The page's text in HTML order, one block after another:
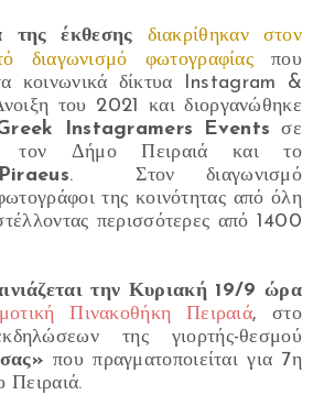
της έκθεσης διακρίθηκαν στον
διαγωνισμό φωτογραφίας που
κοινωνικά δίκτυα Instagram &
του 2021 και διοργανώθηκε
Instagramers Events σε
τον Δήμο Πειραιά και το
. Στον διαγωνισμό
της κοινότητας από όλη
περισσότερες από 1400
την Κυριακή 19/9 ώρα
Πινακοθήκη Πειραιά, στο
της γιορτής-θεσμού
που πραγματοποιείται για 7η
Πειραιά.